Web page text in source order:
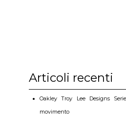
Articoli recenti
Oakley Troy Lee Designs
movimento